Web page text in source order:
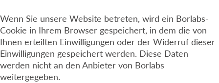
Wenn Sie unsere Website betreten, wird ein Borlabs-
Cookie in Ihrem Browser gespeichert, in dem die von
Ihnen erteilten Einwilligungen oder der Widerruf dieser
Einwilligungen gespeichert werden. Diese Daten
werden nicht an den Anbieter von Borlabs
weitergegeben.